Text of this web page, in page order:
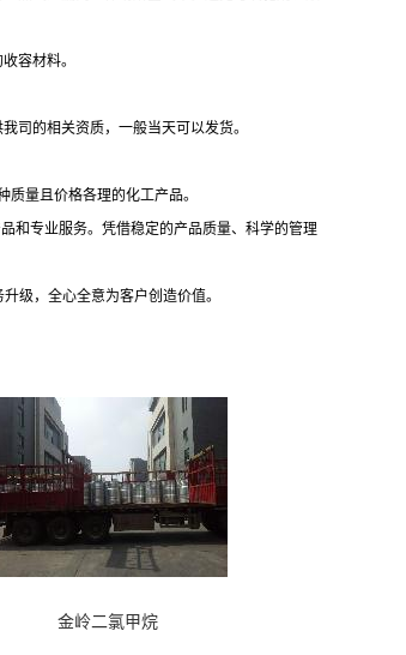
容材料。
司的相关资质，一般当天可以发货。
量且价格各理的化工产品。
和专业服务。凭借稳定的产品质量、科学的管理
级，全心全意为客户创造价值。
金岭二氯甲烷